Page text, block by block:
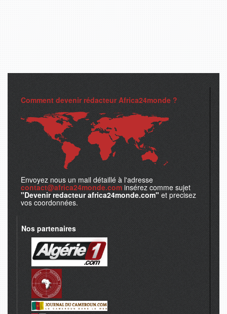
Comment devenir rédacteur Africa24monde ?
Envoyez nous un mail détaillé à l'adresse
contact@africa24monde.com insérez comme sujet
"Devenir redacteur africa24monde.com" et precisez
vos coordonnées.
Nos partenaires